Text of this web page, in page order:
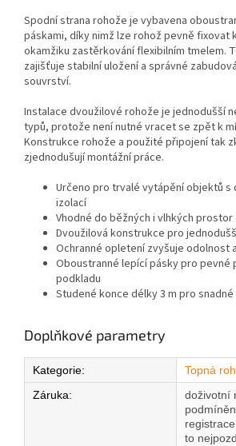
Spodní strana rohože je vybavena
páskami, díky nimž lze rohož pevně fixovat
okamžiku zastěrkování flexibilním tmelem.
zajišťuje stabilní uložení a správné
souvrství.
Instalace dvoužilové rohože je jednodušší
typů, protože není nutné vracet se zpět k
Konstrukce rohože a použité připojení tak
zjednodušují montážní práce.
Určeno pro trvalé vytápění objektů s
izolací
Vhodné do běžných i vlhkých
Dvoužilová konstrukce pro
Ochranné opletení zvyšuje odolnost
Oboustranné lepící pásky pro pevné
podkladu
Studené konce délky 3 m pro
Doplňkové parametry
Kategorie:
Topná
Záruka:
doživotní
to